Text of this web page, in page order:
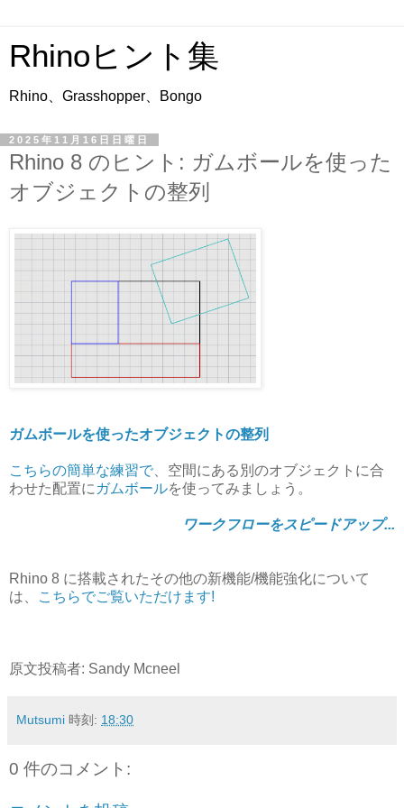
Rhinoヒント集
Rhino、Grasshopper、Bongo
2025年11月16日日曜日
Rhino 8 のヒント: ガムボールを使った
オブジェクトの整列
ガムボールを使ったオブジェクトの整列
こちらの簡単な練習で 、空間にある別のオブジェクトに合
わせた配置に ガムボールを使ってみましょう。
ワークフローをスピードアップ...
Rhino 8 に搭載されたその他の新機能/機能強化について
は、
こちらでご覧いただけます!
原文投稿者: Sandy Mcneel
Mutsumi 時刻: 18:30
0 件のコメント: